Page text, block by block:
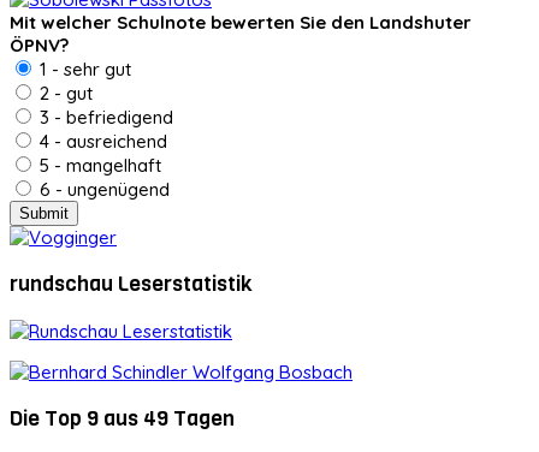
Mit welcher Schulnote bewerten Sie den Landshuter
ÖPNV?
1 - sehr gut
2 - gut
3 - befriedigend
4 - ausreichend
5 - mangelhaft
6 - ungenügend
rundschau Leserstatistik
Die Top 9 aus 49 Tagen